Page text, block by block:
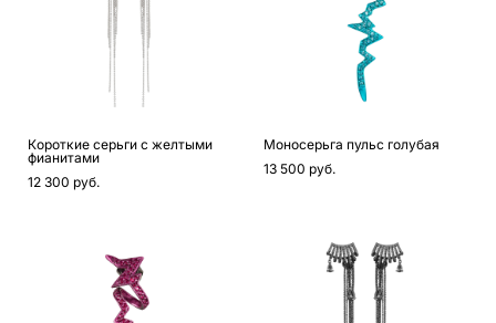
Короткие серьги с желтыми
фианитами
12 300 pуб.
Моносерьга пульс голубая
13 500 pуб.